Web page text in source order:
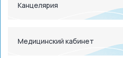
Канцелярия
Медицинский кабинет